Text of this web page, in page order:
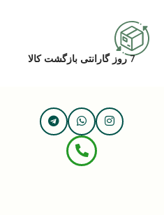
7 روز گارانتی بازگشت کالا